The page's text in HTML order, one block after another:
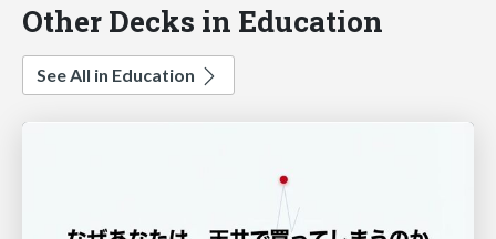
Other Decks in Education
See All in Education